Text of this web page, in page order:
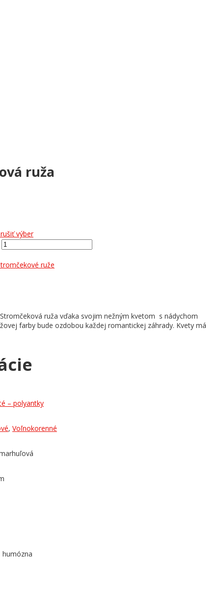
ruža
výber
ruže
ruža vďaka svojim nežným kvetom s nádychom
farby bude ozdobou každej romantickej záhrady. Kvety má
– polyantky
, Voľnokorenné
humózna